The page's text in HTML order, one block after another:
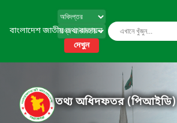
বাংলাদেশ জাতীয় তথ্য বাতায়ন
দেখুন
তথ্য অধিদফতর (পিআইডি)